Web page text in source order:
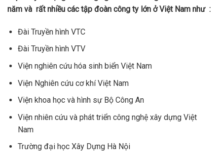
năm và rất nhiều các tập đoàn công ty lớn ở Việt Nam như :
Đài Truyền hình VTC
Đài Truyền hình VTV
Viện nghiên cứu hóa sinh biển Việt Nam
Viện Nghiên cứu cơ khí Việt Nam
Viện khoa học và hình sự Bộ Công An
Viện nhiên cứu và phát triển công nghệ xây dựng Việt
Nam
Trường đại học Xây Dựng Hà Nội